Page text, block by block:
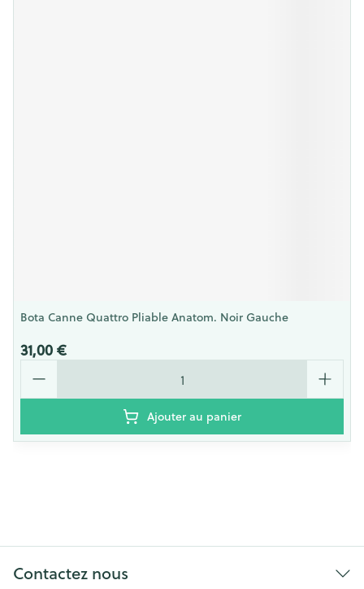
Bota Canne Quattro Pliable Anatom. Noir Gauche
31,00 €
Quantité
Ajouter au panier
Contactez nous